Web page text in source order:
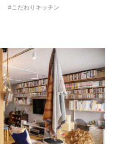
#こだわりキッチン